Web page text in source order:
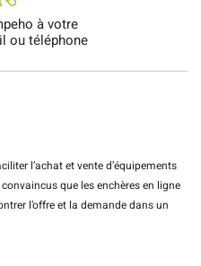
à votre
ou téléphone
l’achat et vente d’équipements
que les enchères en ligne
l’offre et la demande dans un